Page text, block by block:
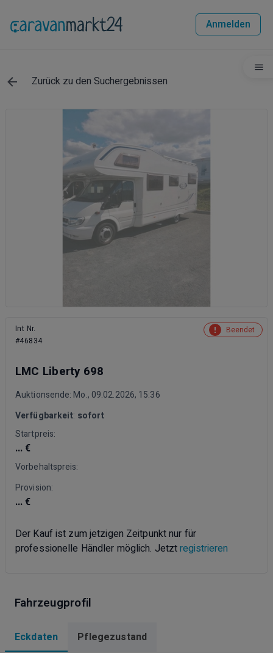
Anmelden
Zurück zu den Suchergebnissen
Int Nr.
#46834
Beendet
LMC Liberty 698
Auktionsende: Mo., 09.02.2026, 15:36
Verfügbarkeit: sofort
Startpreis:
... €
Vorbehaltspreis:
Provision:
... €
Der Kauf ist zum jetzigen Zeitpunkt nur für
professionelle Händler möglich. Jetztregistrieren
Fahrzeugprofil
Eckdaten
Pflegezustand